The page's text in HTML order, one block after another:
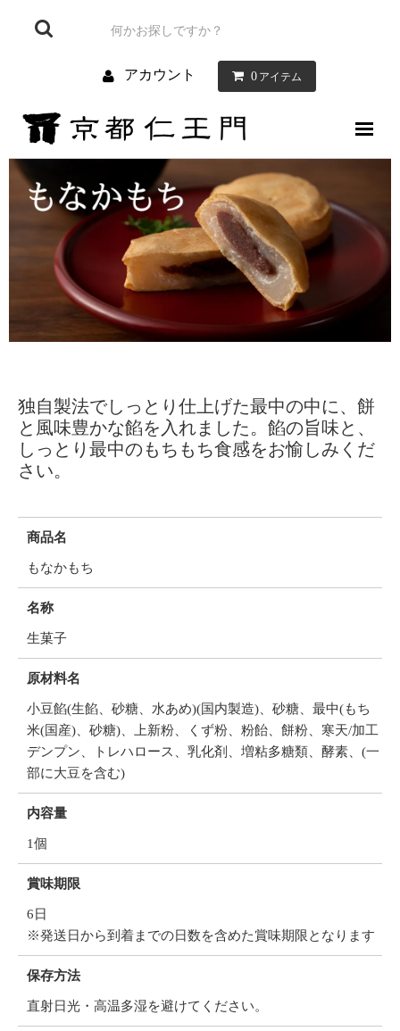
アカウント 0 アイテム
仁王門について お菓子について お店のご案内 お問い合わせ
ブログ
独自製法でしっとり仕上げた最中の中に、餅
と風味豊かな餡を入れました。餡の旨味と、
しっとり最中のもちもち食感をお愉しみくだ
さい。
商品名
もなかもち
名称
生菓子
原材料名
小豆餡(生餡、砂糖、水あめ)(国内製造)、砂糖、最中(もち
米(国産)、砂糖)、上新粉、くず粉、粉飴、餅粉、寒天/加工
デンプン、トレハロース、乳化剤、増粘多糖類、酵素、(一
部に大豆を含む)
内容量
1個
賞味期限
6日
※発送日から到着までの日数を含めた賞味期限となります
保存方法
直射日光・高温多湿を避けてください。